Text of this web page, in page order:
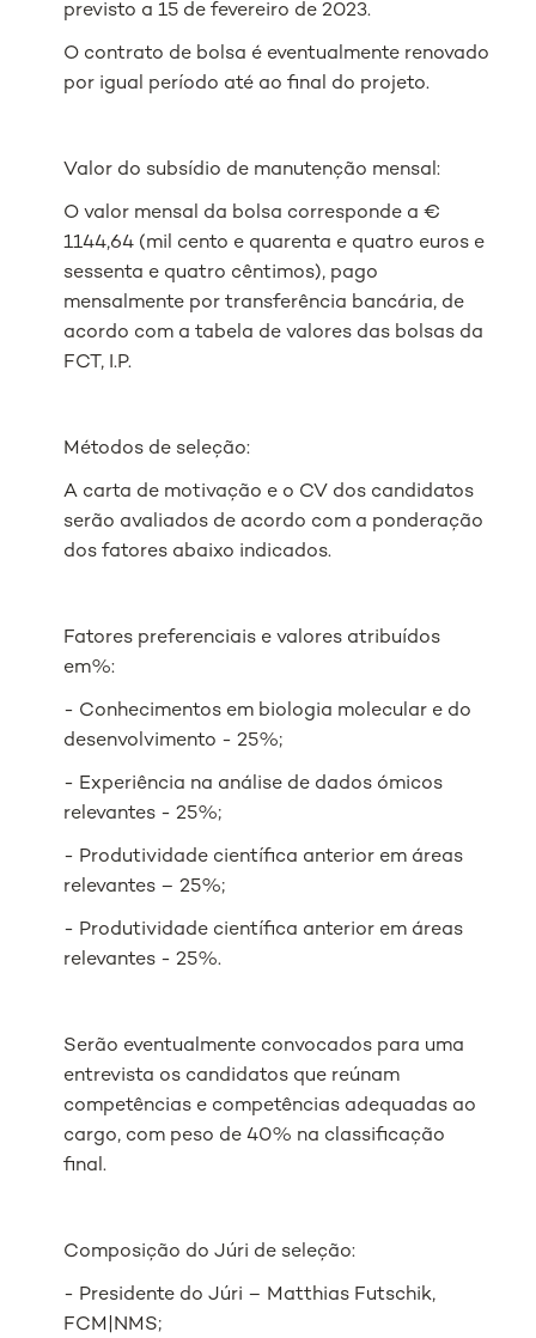
previsto a 15 de fevereiro de 2023.
O contrato de bolsa é eventualmente renovado
por igual período até ao final do projeto.
Valor do subsídio de manutenção mensal:
O valor mensal da bolsa corresponde a €
1144,64 (mil cento e quarenta e quatro euros e
sessenta e quatro cêntimos), pago
mensalmente por transferência bancária, de
acordo com a tabela de valores das bolsas da
FCT, I.P.
Métodos de seleção:
A carta de motivação e o CV dos candidatos
serão avaliados de acordo com a ponderação
dos fatores abaixo indicados.
Fatores preferenciais e valores atribuídos
em%:
- Conhecimentos em biologia molecular e do
desenvolvimento - 25%;
- Experiência na análise de dados ómicos
relevantes - 25%;
- Produtividade científica anterior em áreas
relevantes – 25%;
- Produtividade científica anterior em áreas
relevantes - 25%.
Serão eventualmente convocados para uma
entrevista os candidatos que reúnam
competências e competências adequadas ao
cargo, com peso de 40% na classificação
final.
Composição do Júri de seleção:
- Presidente do Júri – Matthias Futschik,
FCM|NMS;